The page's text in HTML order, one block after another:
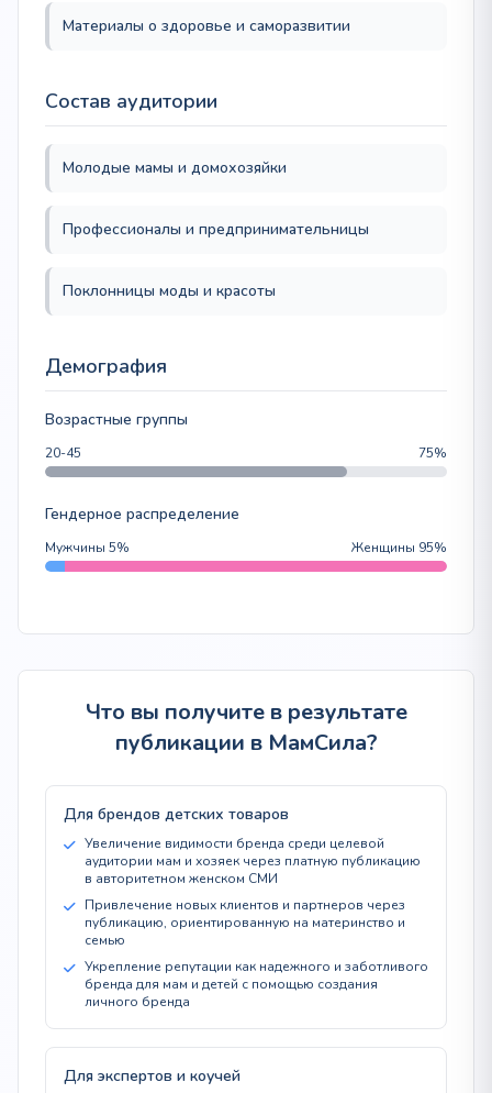
Материалы о здоровье и саморазвитии
Состав аудитории
Молодые мамы и домохозяйки
Профессионалы и предпринимательницы
Поклонницы моды и красоты
Демография
Возрастные группы
20-45 75%
Гендерное распределение
Мужчины 5% Женщины 95%
Что вы получите в результате
публикации в МамСила?
Для брендов детских товаров
Увеличение видимости бренда среди целевой
аудитории мам и хозяек через платную публикацию
в авторитетном женском СМИ
Привлечение новых клиентов и партнеров через
публикацию, ориентированную на материнство и
семью
Укрепление репутации как надежного и заботливого
бренда для мам и детей с помощью создания
личного бренда
Для экспертов и коучей